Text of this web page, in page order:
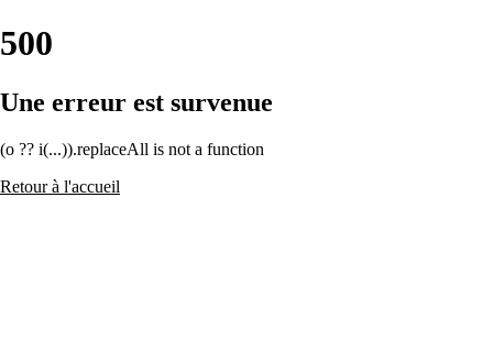
500
Une erreur est survenue
(o ?? i(...)).replaceAll is not a function
Retour à l'accueil